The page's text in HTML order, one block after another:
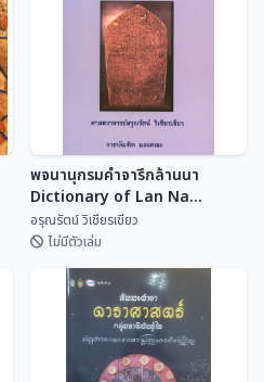
พจนานุกรมคำจารึกล้านนา
Dictionary of Lan Na
Inscriptional Vocabulary
อรุณรัตน์ วิเชียรเขี...
พจนานุกรมคำจารึกล้านนา
Dictionary of Lan Na
Inscriptional Vocabulary
อรุณรัตน์ วิเชียรเขียว
ไม่มีตัวเล่ม